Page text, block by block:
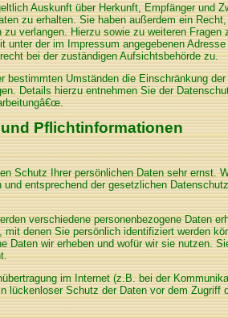
Auskunft über Herkunft, Empfänger und
zu erhalten. Sie haben außerdem ein
verlangen. Hierzu sowie zu weiteren Fragen
unter der im Impressum angegebenen
bei der zuständigen Aufsichtsbehörde zu.
bestimmten Umständen die Einschränkung der
Details hierzu entnehmen Sie der
Pflichtinformationen
Schutz Ihrer persönlichen Daten sehr ernst.
und entsprechend der gesetzlichen
verschiedene personenbezogene Daten
mit denen Sie persönlich identifiziert werden
Daten wir erheben und wofür wir sie nutzen.
im Internet (z.B. bei der
lückenloser Schutz der Daten vor dem Zugriff